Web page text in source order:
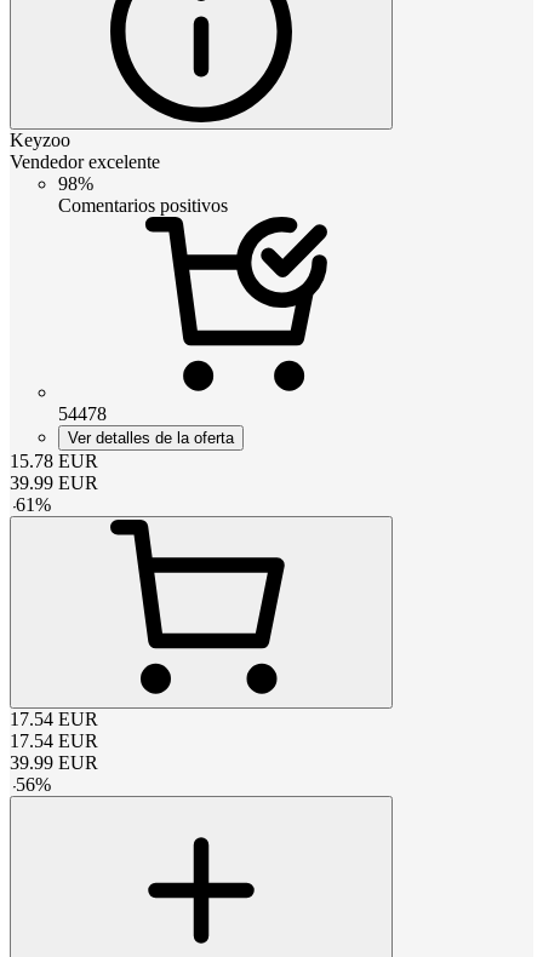
Keyzoo
Vendedor excelente
98%
Comentarios positivos
54478
Ver detalles de la oferta
15.78 EUR
39.99 EUR
-61%
17.54 EUR
17.54 EUR
39.99 EUR
-56%